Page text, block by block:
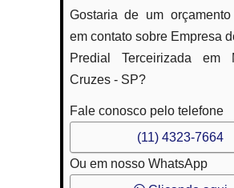
Gostaria de um
em contato sobre Empresa
Predial Terceirizada em
Cruzes - SP?
Fale conosco pelo telefone
(11) 4323-7664
Ou em nosso WhatsApp